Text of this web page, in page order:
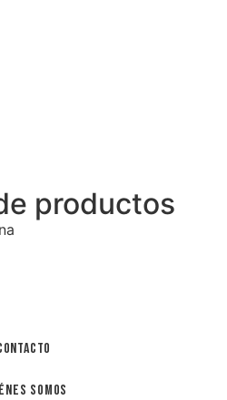
productos
Somos